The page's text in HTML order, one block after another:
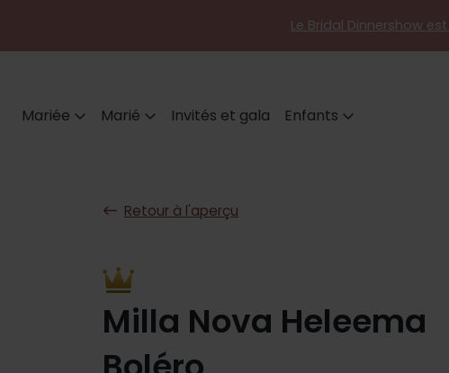
Le Bridal Dinnershow
Mariée Marié Invités et gala Enfants
Retour à l'aperçu
Milla Nova Heleema